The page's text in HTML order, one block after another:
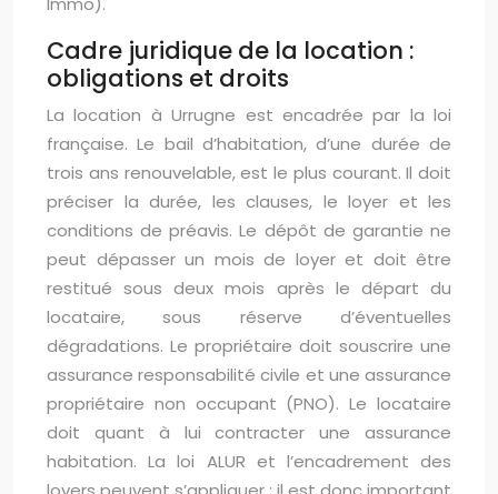
Cadre juridique de la location :
obligations et droits
La location à Urrugne est encadrée par la loi
française. Le bail d’habitation, d’une durée de
trois ans renouvelable, est le plus courant. Il doit
préciser la durée, les clauses, le loyer et les
conditions de préavis. Le dépôt de garantie ne
peut dépasser un mois de loyer et doit être
restitué sous deux mois après le départ du
locataire, sous réserve d’éventuelles
dégradations. Le propriétaire doit souscrire une
assurance responsabilité civile et une assurance
propriétaire non occupant (PNO). Le locataire
doit quant à lui contracter une assurance
habitation. La loi ALUR et l’encadrement des